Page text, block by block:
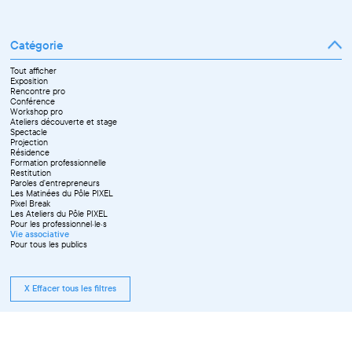
Catégorie
Tout afficher
Exposition
Rencontre pro
Conférence
Workshop pro
Ateliers découverte et stage
Spectacle
Projection
Résidence
Formation professionnelle
Restitution
Paroles d'entrepreneurs
Les Matinées du Pôle PIXEL
Pixel Break
Les Ateliers du Pôle PIXEL
Pour les professionnel·le·s
Vie associative
Pour tous les publics
X Effacer tous les filtres